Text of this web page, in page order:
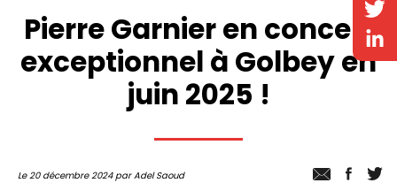
Pierre Garnier en concert
exceptionnel à Golbey en
juin 2025 !
Le 20 décembre 2024 par Adel Saoud